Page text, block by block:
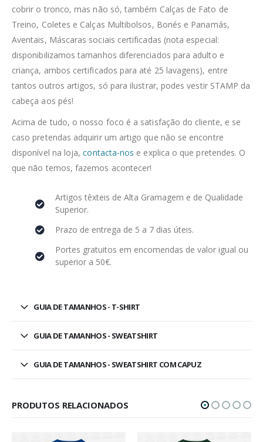
cobrir o tronco, mas não só, também Calças de Fato de
Treino, Coletes e Calças Multibolsos, Bonés e Panamás,
Aventais, Máscaras sociais certificadas (nota especial:
disponibilizamos tamanhos diferenciados para adulto e
criança, ambos certificados para até 25 lavagens), entre
tantos outros artigos, só para ilustrar, podes vestir STAMP da
cabeça aos pés!
Acima de tudo, o nosso foco é a satisfação do cliente, e se
caso pretendas adquirir um artigo que não se encontre
disponível na loja,contacta-nos e explica o que pretendes. O
que não temos, fazemos acontecer!
Artigos têxteis de Alta Gramagem e de Qualidade
Superior.
Prazo de entrega de 5 a 7 dias úteis.
Portes gratuitos em encomendas de valor igual ou
superior a 50€.
GUIA DE TAMANHOS - T-SHIRT
GUIA DE TAMANHOS - SWEATSHIRT
GUIA DE TAMANHOS - SWEATSHIRT COM CAPUZ
PRODUTOS RELACIONADOS